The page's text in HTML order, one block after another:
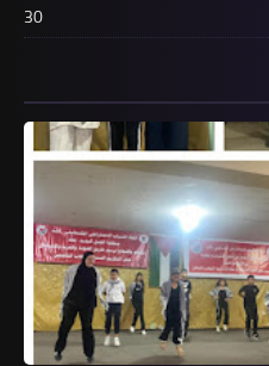
العالمي
التجمع
الفلسطينيين
30